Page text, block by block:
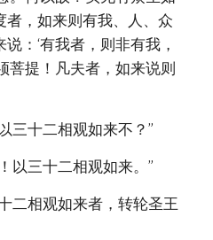
，如来则有我、人、众
：‘有我者，则非有我，
菩提！凡夫者，如来说则
三十二相观如来不？”
以三十二相观如来。”
二相观如来者，转轮圣王